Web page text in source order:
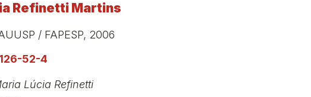
Refinetti Martins
/ FAPESP, 2006
52-4
Lúcia Refinetti